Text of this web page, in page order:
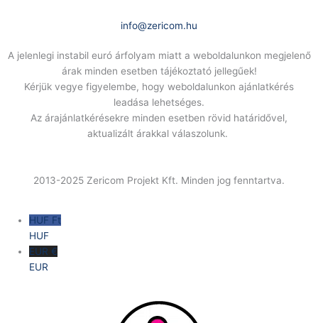
info@zericom.hu
A jelenlegi instabil euró árfolyam miatt a weboldalunkon megjelenő
árak minden esetben tájékoztató jellegűek!
Kérjük vegye figyelembe, hogy weboldalunkon ajánlatkérés
leadása lehetséges.
Az árajánlatkérésekre minden esetben rövid határidővel,
aktualizált árakkal válaszolunk.
2013-2025 Zericom Projekt Kft. Minden jog fenntartva.
HUF Ft
HUF
EUR €
EUR